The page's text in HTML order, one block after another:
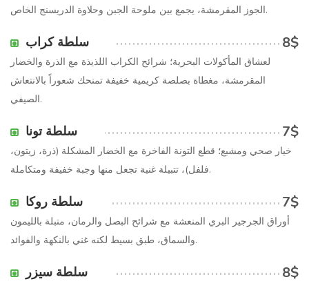
الجوز المقرمشة، يجمع بين ملوحة الجبن وحلاوة الدريسنج الخاص.
سلطة كراب 8$
لعشاق المأكولات البحرية؛ شرائح الكراب اللذيذة مع الذرة والخضار
المقرمشة، مغطاة بصلصة كريمية خفيفة تمنحك شعوراً بالانتعاش
الصيفي.
سلطة تونا 7$
خيار صحي ومشبع؛ قطع التونة الفاخرة مع الخضار المشكلة (ذرة، زيتون،
فلفل)، تتبيلة غنية تجعل منها وجبة خفيفة ومتكاملة.
سلطة روكا 7$
أوراق الجرجير البري المنعشة مع شرائح البصل والرمان، متبلة بالليمون
والسماق، طبق بسيط لكنه غني بالنكهة والفوائد.
سلطة سيزر 8$